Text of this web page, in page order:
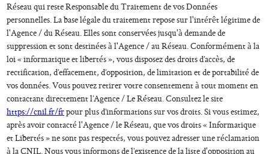
Réseau qui reste Responsable du Traitement de vos Données
personnelles. La base légale du traitement repose sur l'intérêt légitime de
l'Agence / du Réseau. Elles sont conservées jusqu'à demande de
suppression et sont destinées à l'Agence / au Réseau. Conformément à la
loi « informatique et libertés », vous disposez des droits d’accès, de
rectification, d’effacement, d’opposition, de limitation et de portabilité de
vos données. Vous pouvez retirer votre consentement à tout moment en
contactant directement l’Agence / Le Réseau. Consultez le site
https://cnil.fr/frpour plus d’informations sur vos droits. Si vous estimez,
après avoir contacté l'Agence / le Réseau, que vos droits « Informatique
et Libertés » ne sont pas respectés, vous pouvez adresser une réclamation
à la CNIL. Nous vous informons de l’existence de la liste d'opposition au